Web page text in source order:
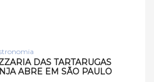
DAS TARTARUGAS
ABRE EM SÃO PAULO